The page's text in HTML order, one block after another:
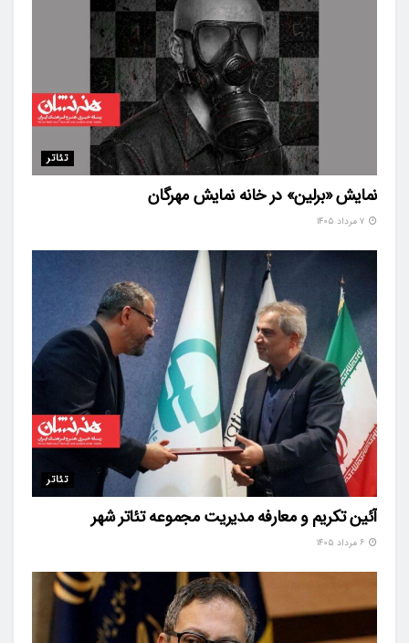
تئاتر
نمایش «برلین» در خانه نمایش مهرگان
تئاتر
آئین تکریم و معارفه مدیریت مجموعه تئاتر شهر